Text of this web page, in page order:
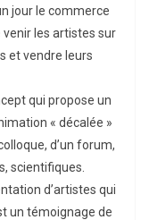
jour le commerce
les artistes sur
et vendre leurs
qui propose un
« décalée »
d’un forum,
scientifiques.
d’artistes qui
un témoignage de